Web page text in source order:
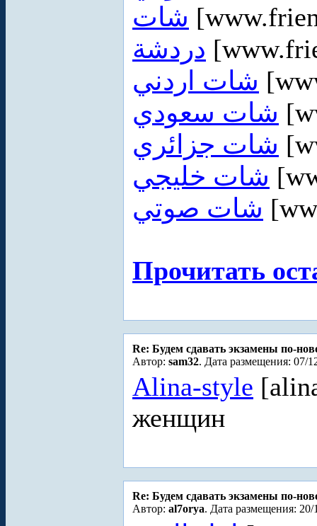
شات
دردشة
شات اردني
شات سعودي
شات جزائري
شات خليجي
شات صوتي
Прочитать
Re: Будем сдавать экзамены по-
Автор: sam32. Дата размещения: 07/
Alina-style
женщин
Re: Будем сдавать экзамены по-
Автор: al7orya. Дата размещения: 20/